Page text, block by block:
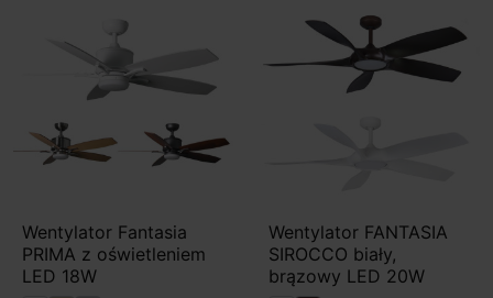
Wentylator Fantasia
PRIMA z oświetleniem
LED 18W
Wentylator FANTASIA
SIROCCO biały,
brązowy LED 20W